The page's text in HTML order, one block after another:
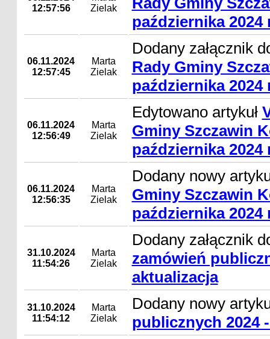
12:57:56
Zielak
października 2024
06.11.2024
12:57:45
Marta
Zielak
Dodany załącznik
Rady Gminy
października 2024
06.11.2024
12:56:49
Marta
Zielak
Edytowano artykuł
Gminy Szczawin
października 2024
06.11.2024
12:56:35
Marta
Zielak
Dodany nowy
Gminy Szczawin
października 2024
31.10.2024
11:54:26
Marta
Zielak
Dodany załącznik
zamówień
aktualizacja
31.10.2024
11:54:12
Marta
Zielak
Dodany nowy
publicznych 2024